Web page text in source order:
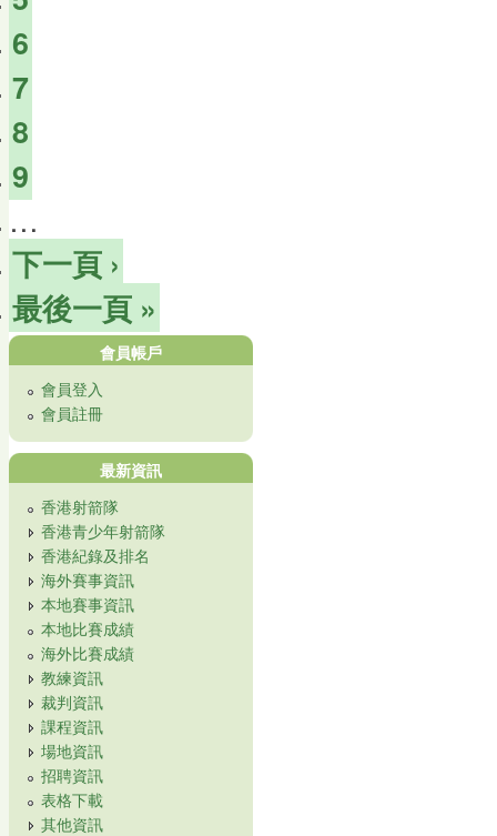
6
7
8
9
…
下一頁 ›
最後一頁 »
會員帳戶
會員登入
會員註冊
最新資訊
香港射箭隊
香港青少年射箭隊
香港紀錄及排名
海外賽事資訊
本地賽事資訊
本地比賽成績
海外比賽成績
教練資訊
裁判資訊
課程資訊
場地資訊
招聘資訊
表格下載
其他資訊